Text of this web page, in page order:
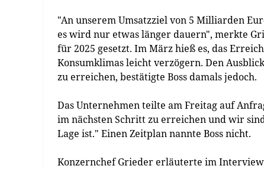
"An unserem Umsatzziel von 5 Milliarden
es wird nur etwas länger dauern", merkte
für 2025 gesetzt. Im März hieß es, das
Konsumklimas leicht verzögern. Den
zu erreichen, bestätigte Boss damals jedoch.
Das Unternehmen teilte am Freitag auf
im nächsten Schritt zu erreichen und wir
Lage ist." Einen Zeitplan nannte Boss nicht.
Konzernchef Grieder erläuterte im